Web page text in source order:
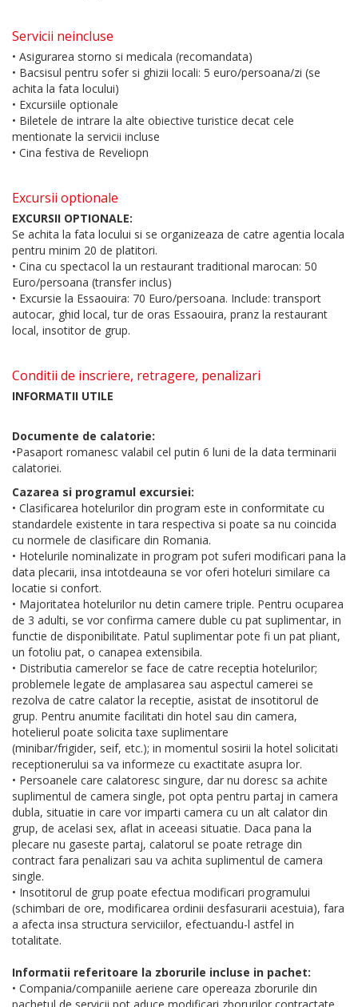
Servicii neincluse
• Asigurarea storno si medicala (recomandata)
• Bacsisul pentru sofer si ghizii locali: 5 euro/persoana/zi (se
achita la fata locului)
• Excursiile optionale
• Biletele de intrare la alte obiective turistice decat cele
mentionate la servicii incluse
• Cina festiva de Reveliopn
Excursii optionale
EXCURSII OPTIONALE:
Se achita la fata locului si se organizeaza de catre agentia locala
pentru minim 20 de platitori.
• Cina cu spectacol la un restaurant traditional marocan: 50
Euro/persoana (transfer inclus)
• Excursie la Essaouira: 70 Euro/persoana. Include: transport
autocar, ghid local, tur de oras Essaouira, pranz la restaurant
local, insotitor de grup.
Conditii de inscriere, retragere, penalizari
INFORMATII UTILE
Documente de calatorie:
•Pasaport romanesc valabil cel putin 6 luni de la data terminarii
calatoriei.
Cazarea si programul excursiei:
• Clasificarea hotelurilor din program este in conformitate cu
standardele existente in tara respectiva si poate sa nu coincida
cu normele de clasificare din Romania.
• Hotelurile nominalizate in program pot suferi modificari pana la
data plecarii, insa intotdeauna se vor oferi hoteluri similare ca
locatie si confort.
• Majoritatea hotelurilor nu detin camere triple. Pentru ocuparea
de 3 adulti, se vor confirma camere duble cu pat suplimentar, in
functie de disponibilitate. Patul suplimentar pote fi un pat pliant,
un fotoliu pat, o canapea extensibila.
• Distributia camerelor se face de catre receptia hotelurilor;
problemele legate de amplasarea sau aspectul camerei se
rezolva de catre calator la receptie, asistat de insotitorul de
grup. Pentru anumite facilitati din hotel sau din camera,
hotelierul poate solicita taxe suplimentare
(minibar/frigider, seif, etc.); in momentul sosirii la hotel solicitati
receptionerului sa va informeze cu exactitate asupra lor.
• Persoanele care calatoresc singure, dar nu doresc sa achite
suplimentul de camera single, pot opta pentru partaj in camera
dubla, situatie in care vor imparti camera cu un alt calator din
grup, de acelasi sex, aflat in aceeasi situatie. Daca pana la
plecare nu gaseste partaj, calatorul se poate retrage din
contract fara penalizari sau va achita suplimentul de camera
single.
• Insotitorul de grup poate efectua modificari programului
(schimbari de ore, modificarea ordinii desfasurarii acestuia), fara
a afecta insa structura serviciilor, efectuandu-l astfel in
totalitate.
Informatii referitoare la zborurile incluse in pachet:
• Compania/companiile aeriene care opereaza zborurile din